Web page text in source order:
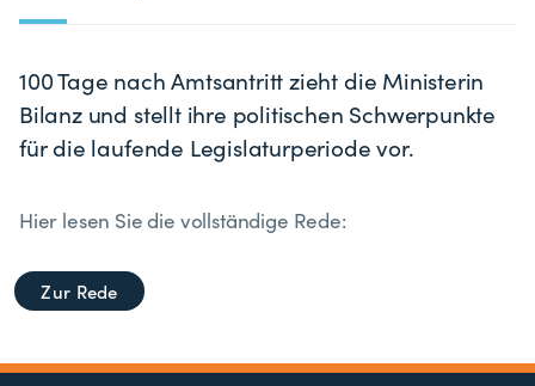
100 Tage nach Amtsantritt zieht die Ministerin
Bilanz und stellt ihre politischen Schwerpunkte
für die laufende Legislaturperiode vor.
Hier lesen Sie die vollständige Rede:
Zur Rede